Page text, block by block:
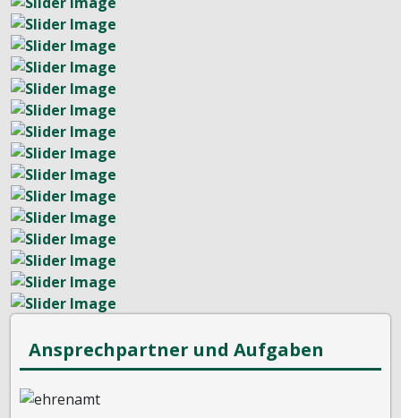
Ansprechpartner und Aufgaben